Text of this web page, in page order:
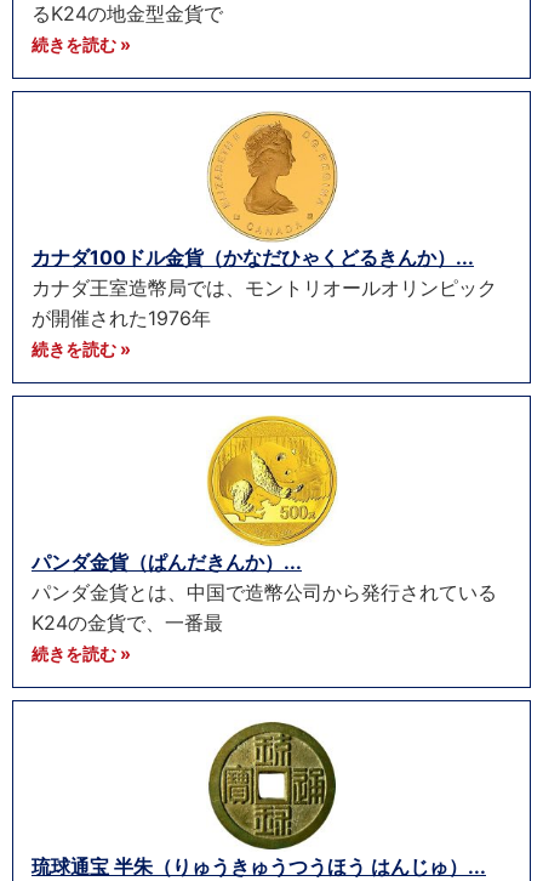
るK24の地金型金貨で
続きを読む »
カナダ100ドル金貨（かなだひゃくどるきんか）...
カナダ王室造幣局では、モントリオールオリンピック
が開催された1976年
続きを読む »
パンダ金貨（ぱんだきんか）...
パンダ金貨とは、中国で造幣公司から発行されている
K24の金貨で、一番最
続きを読む »
琉球通宝 半朱（りゅうきゅうつうほう はんじゅ）...